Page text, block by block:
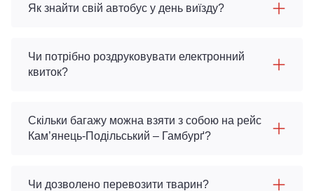
Як знайти свій автобус у день виїзду?
Чи потрібно роздруковувати електронний
квиток?
Скільки багажу можна взяти з собою на рейс
Кам’янець-Подільський – Гамбурґ?
Чи дозволено перевозити тварин?